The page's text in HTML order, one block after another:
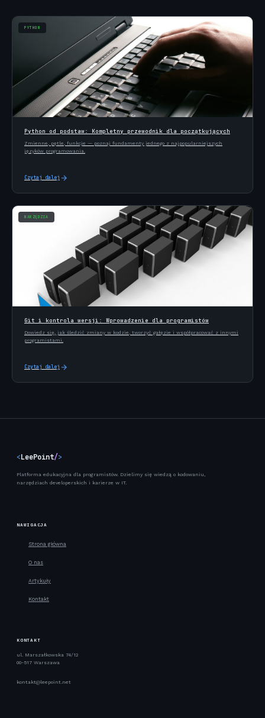
PYTHON
Python od podstaw: Kompletny przewodnik dla początkujących
Zmienne, pętle, funkcje — poznaj fundamenty jednego z najpopularniejszych
języków programowania.
Czytaj dalej
NARZĘDZIA
Git i kontrola wersji: Wprowadzenie dla programistów
Dowiedz się, jak śledzić zmiany w kodzie, tworzyć gałęzie i współpracować z innymi
programistami.
Czytaj dalej
<LeePoint/>
Platforma edukacyjna dla programistów. Dzielimy się wiedzą o kodowaniu,
narzędziach developerskich i karierze w IT.
NAWIGACJA
Strona główna
O nas
Artykuły
Kontakt
KONTAKT
ul. Marszałkowska 74/12
00-517 Warszawa
kontakt@leepoint.net